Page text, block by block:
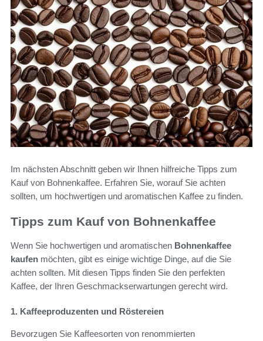
Im nächsten Abschnitt geben wir Ihnen hilfreiche Tipps zum
Kauf von Bohnenkaffee. Erfahren Sie, worauf Sie achten
sollten, um hochwertigen und aromatischen Kaffee zu finden.
Tipps zum Kauf von Bohnenkaffee
Wenn Sie hochwertigen und aromatischen Bohnenkaffee
kaufen möchten, gibt es einige wichtige Dinge, auf die Sie
achten sollten. Mit diesen Tipps finden Sie den perfekten
Kaffee, der Ihren Geschmackserwartungen gerecht wird.
1. Kaffeeproduzenten und Röstereien
Bevorzugen Sie Kaffeesorten von renommierten